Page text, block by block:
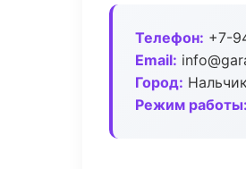
Телефон: +7-
Email:
Город: Нальчик
Режим работы: